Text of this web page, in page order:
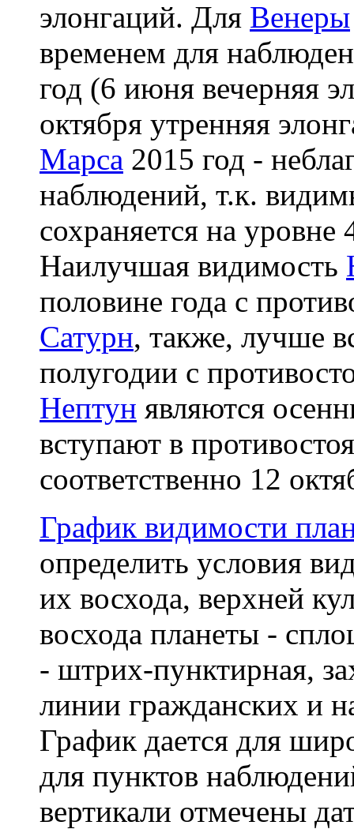
элонгаций. Для Венеры
временем для
год (6 июня вечерняя
октября утренняя
Марса 2015 год -
наблюдений, т.к.
сохраняется на
Наилучшая видимость
половине года с
Сатурн, также, лучше
полугодии с
Нептун являются
вступают в
соответственно 12
График видимости
определить условия
их восхода, верхней
восхода планеты -
- штрих-пунктирная,
линии гражданских и
График дается для
для пунктов
вертикали отмечены